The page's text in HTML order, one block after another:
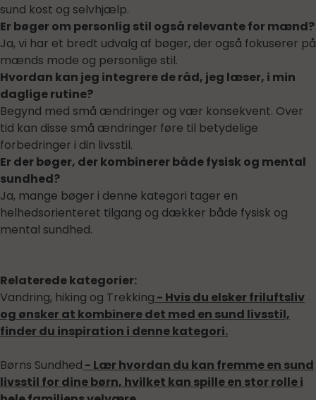
sund kost og selvhjælp.
Er bøger om personlig stil også relevante for mænd?
Ja, vi har et bredt udvalg af bøger, der også fokuserer på
mænds mode og personlige stil.
Hvordan kan jeg integrere de råd, jeg læser, i min
daglige rutine?
Begynd med små ændringer og vær konsekvent. Over
tid kan disse små ændringer føre til betydelige
forbedringer i din livsstil.
Er der bøger, der kombinerer både fysisk og mental
sundhed?
Ja, mange bøger i denne kategori tager en
helhedsorienteret tilgang og dækker både fysisk og
mental sundhed.
Relaterede kategorier:
Vandring, hiking og Trekking - Hvis du elsker friluftsliv
og ønsker at kombinere det med en sund livsstil,
finder du inspiration i denne kategori.
Børns Sundhed - Lær hvordan du kan fremme en sund
livsstil for dine børn, hvilket kan spille en stor rolle i